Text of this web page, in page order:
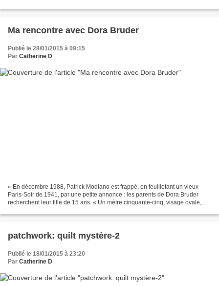
Ma rencontre avec Dora Bruder
Publié le 28/01/2015 à 09:15
Par Catherine D
« En décembre 1988, Patrick Modiano est frappé, en feuilletant un vieux
Paris-Soir de 1941, par une petite annonce : les parents de Dora Bruder
recherchent leur fille de 15 ans. « Un mètre cinquante-cinq, visage ovale,
patchwork: quilt mystère-2
Publié le 18/01/2015 à 23:20
Par Catherine D